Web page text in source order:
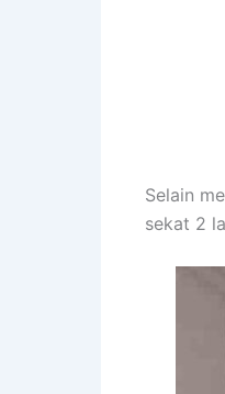
Selain
sekat 2